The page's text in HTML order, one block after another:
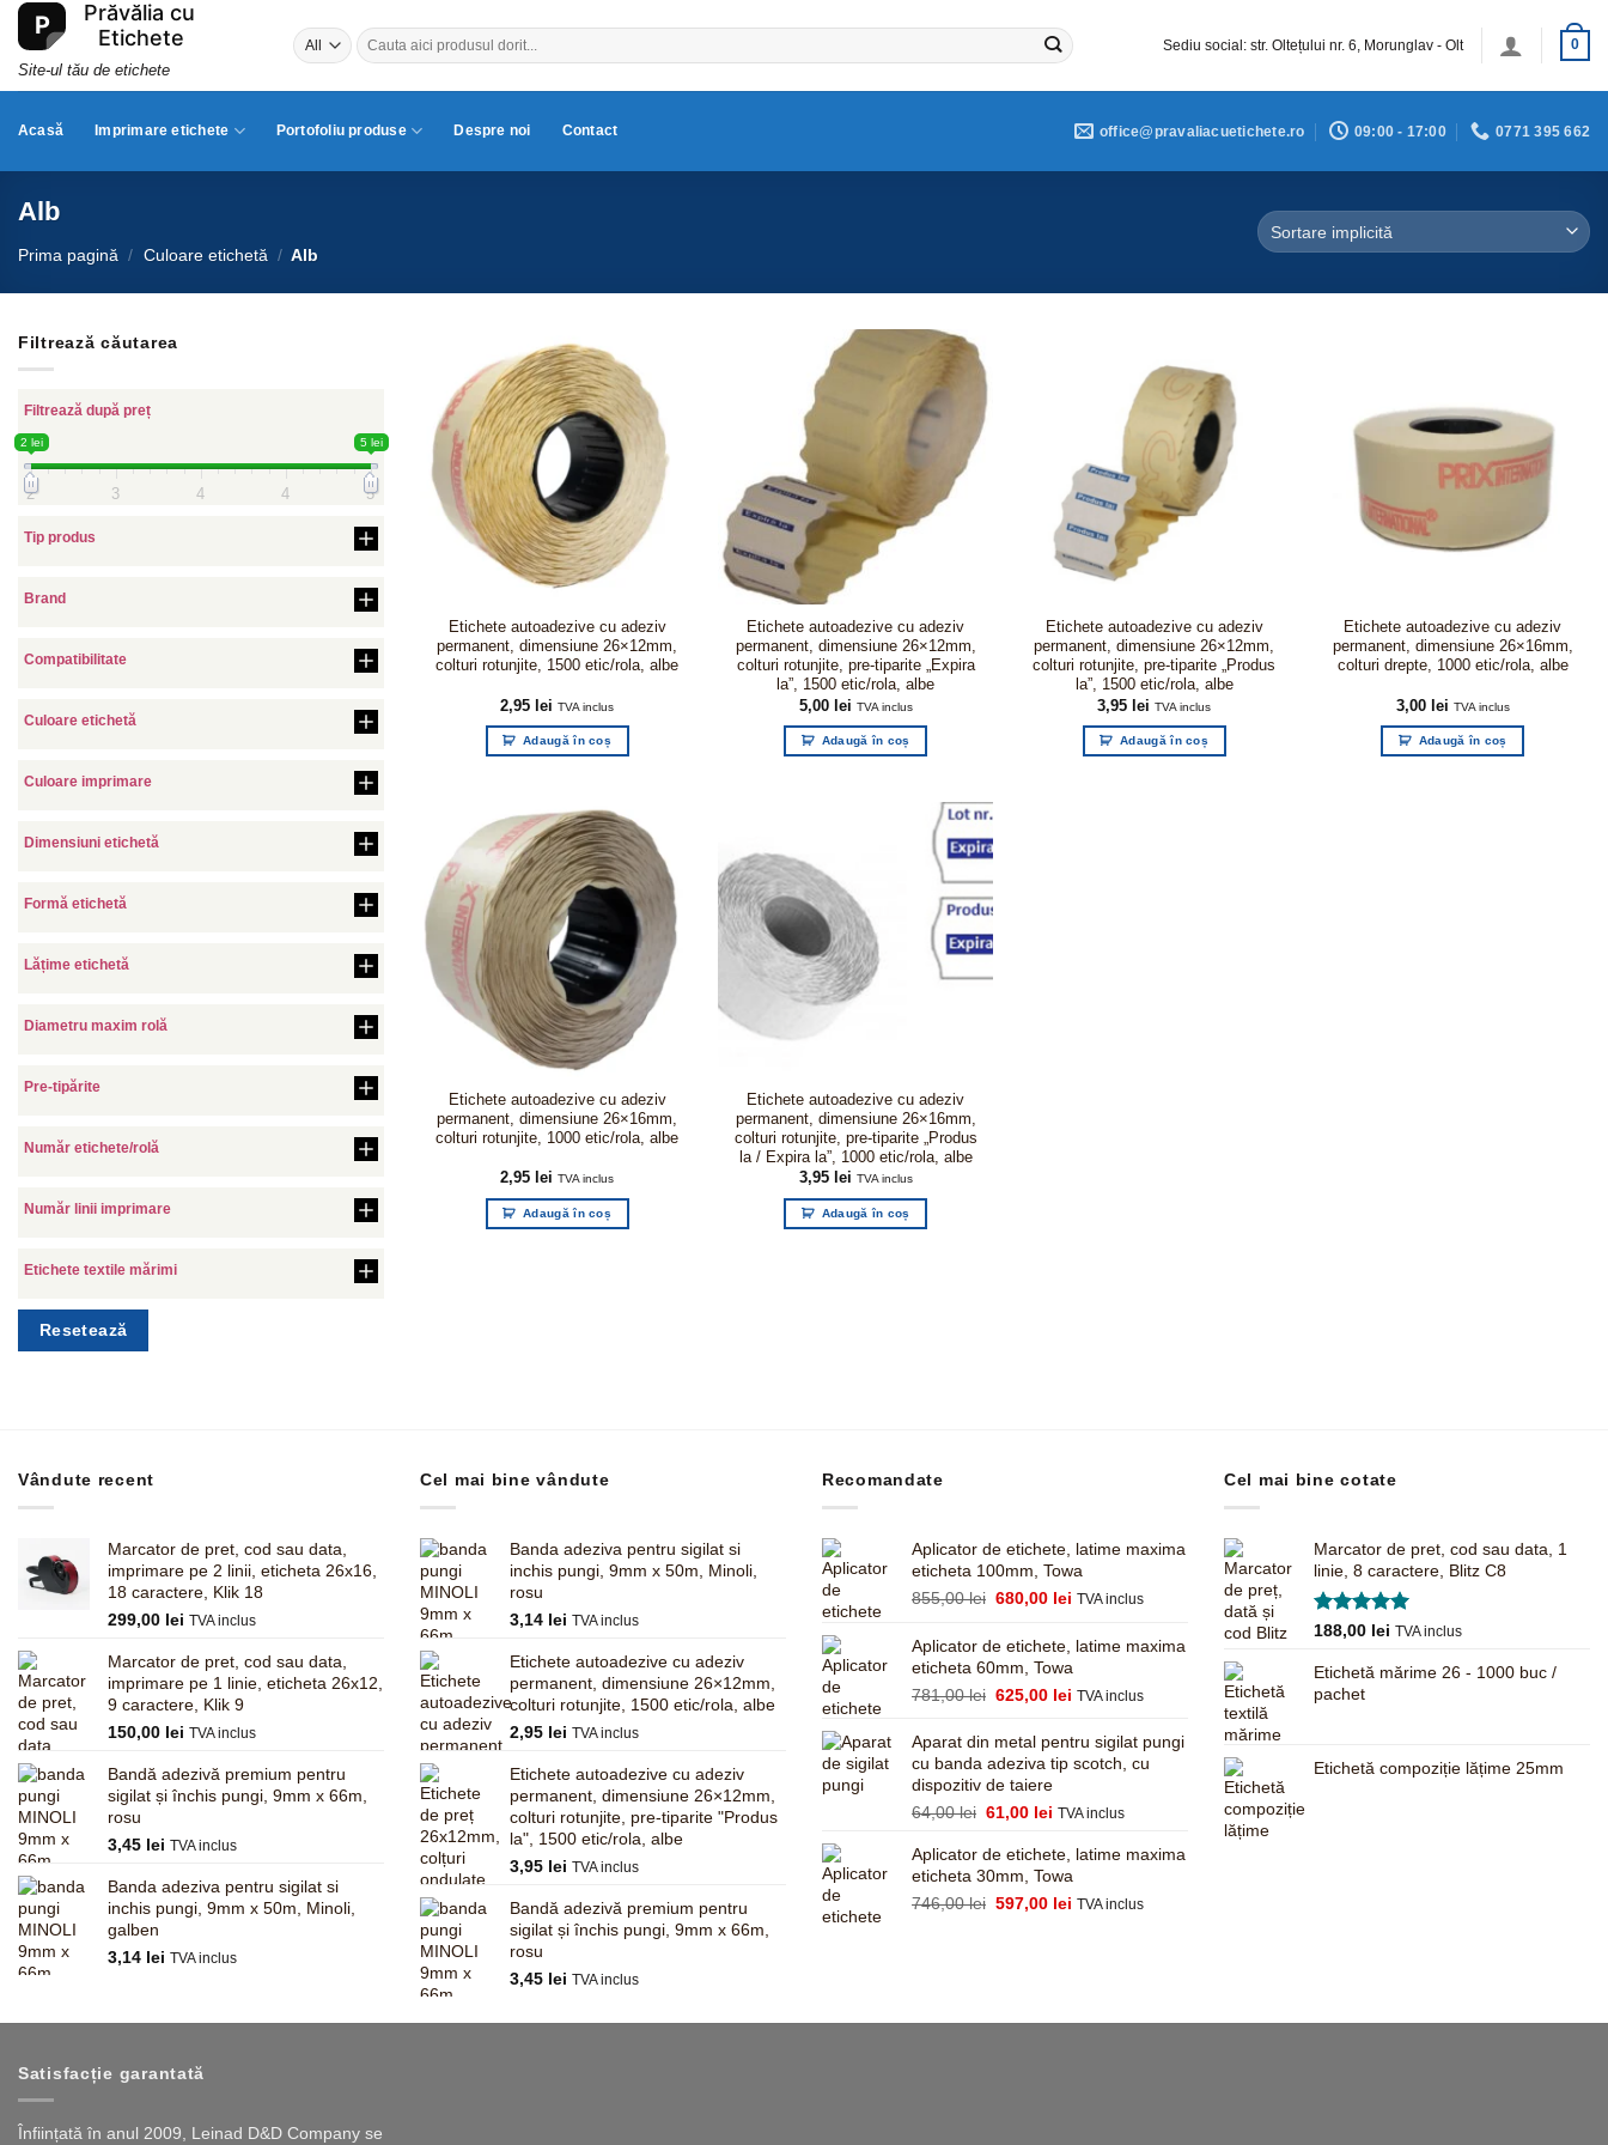
Skip
content
Site-ul tău de etichete
Caută
după:
Sediu social: str. Oltețului nr. 6, Morunglav - Olt 0
Acasă Imprimare etichete Portofoliu produse Despre noi Contact office@pravaliacuetichete.ro 09:00 - 17:00 0771 395 662
Alb
Prima pagină / Culoare etichetă / Alb
Filtrează căutarea
Filtrează după preț
2 lei 5 lei
2 3 4 4 5
Tip produs
Brand
Compatibilitate
Culoare etichetă
Culoare imprimare
Dimensiuni etichetă
Formă etichetă
Lățime etichetă
Diametru maxim rolă
Pre-tipărite
Număr etichete/rolă
Număr linii imprimare
Etichete textile mărimi
Resetează
Etichete autoadezive cu adeziv
permanent, dimensiune 26×12mm,
colturi rotunjite, 1500 etic/rola, albe
2,95 lei TVA inclus
Adaugă în coș
Etichete autoadezive cu adeziv
permanent, dimensiune 26×12mm,
colturi rotunjite, pre-tiparite „Expira
la”, 1500 etic/rola, albe
5,00 lei TVA inclus
Adaugă în coș
Etichete autoadezive cu adeziv
permanent, dimensiune 26×12mm,
colturi rotunjite, pre-tiparite „Produs
la”, 1500 etic/rola, albe
3,95 lei TVA inclus
Adaugă în coș
Etichete autoadezive cu adeziv
permanent, dimensiune 26×16mm,
colturi drepte, 1000 etic/rola, albe
3,00 lei TVA inclus
Adaugă în coș
Etichete autoadezive cu adeziv
permanent, dimensiune 26×16mm,
colturi rotunjite, 1000 etic/rola, albe
2,95 lei TVA inclus
Adaugă în coș
Etichete autoadezive cu adeziv
permanent, dimensiune 26×16mm,
colturi rotunjite, pre-tiparite „Produs
la / Expira la”, 1000 etic/rola, albe
3,95 lei TVA inclus
Adaugă în coș
Vândute recent
Marcator de pret, cod sau data,
imprimare pe 2 linii, eticheta 26x16,
18 caractere, Klik 18
299,00 lei TVA inclus
Marcator de pret, cod sau data,
imprimare pe 1 linie, eticheta 26x12,
9 caractere, Klik 9
150,00 lei TVA inclus
Bandă adezivă premium pentru
sigilat și închis pungi, 9mm x 66m,
rosu
3,45 lei TVA inclus
Banda adeziva pentru sigilat si
inchis pungi, 9mm x 50m, Minoli,
galben
3,14 lei TVA inclus
Cel mai bine vândute
Banda adeziva pentru sigilat si
inchis pungi, 9mm x 50m, Minoli,
rosu
3,14 lei TVA inclus
Etichete autoadezive cu adeziv
permanent, dimensiune 26×12mm,
colturi rotunjite, 1500 etic/rola, albe
2,95 lei TVA inclus
Etichete autoadezive cu adeziv
permanent, dimensiune 26×12mm,
colturi rotunjite, pre-tiparite "Produs
la", 1500 etic/rola, albe
3,95 lei TVA inclus
Bandă adezivă premium pentru
sigilat și închis pungi, 9mm x 66m,
rosu
3,45 lei TVA inclus
Recomandate
Aplicator de etichete, latime maxima
eticheta 100mm, Towa
855,00lei Prețul
a
fost:
855,00 lei.
680,00 lei Prețul
este:
680,00 lei.
TVA inclus
Aplicator de etichete, latime maxima
eticheta 60mm, Towa
781,00lei Prețul
a
fost:
781,00 lei.
625,00 lei Prețul
este:
625,00 lei.
TVA inclus
Aparat din metal pentru sigilat pungi
cu banda adeziva tip scotch, cu
dispozitiv de taiere
64,00lei Prețul
a
fost:
64,00 lei.
61,00 lei Prețul
este:
61,00 lei.
TVA inclus
Aplicator de etichete, latime maxima
eticheta 30mm, Towa
746,00lei Prețul
597,00 lei Prețul
TVA inclus
Cel mai bine cotate
Marcator de pret, cod sau data, 1
linie, 8 caractere, Blitz C8
Evaluat la
188,00 lei TVA inclus
Etichetă mărime 26 - 1000 buc /
pachet
Etichetă compoziție lățime 25mm
Satisfacție garantată
Înființată în anul 2009, Leinad D&D Company se